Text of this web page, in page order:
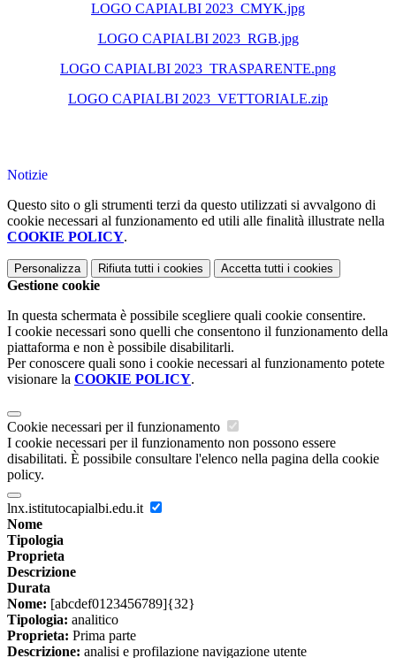
LOGO CAPIALBI 2023 CMYK.jpg
LOGO CAPIALBI 2023 RGB.jpg
LOGO CAPIALBI 2023 TRASPARENTE.png
LOGO CAPIALBI 2023 VETTORIALE.zip
Notizie
Questo sito o gli strumenti terzi da questo utilizzati si avvalgono di
cookie necessari al funzionamento ed utili alle finalità illustrate nella
COOKIE POLICY.
Personalizza Rifiuta tutti i cookies Accetta tutti i cookies
Gestione cookie
In questa schermata è possibile scegliere quali cookie consentire.
I cookie necessari sono quelli che consentono il funzionamento della
piattaforma e non è possibile disabilitarli.
Per conoscere quali sono i cookie necessari al funzionamento potete
visionare la COOKIE POLICY.
Cookie necessari per il funzionamento
I cookie necessari per il funzionamento non possono essere
disabilitati. È possibile consultare l'elenco nella pagina della cookie
policy.
lnx.istitutocapialbi.edu.it
Nome
Tipologia
Proprieta
Descrizione
Durata
Nome: [abcdef0123456789]{32}
Tipologia: analitico
Proprieta: Prima parte
Descrizione: analisi e profilazione navigazione utente